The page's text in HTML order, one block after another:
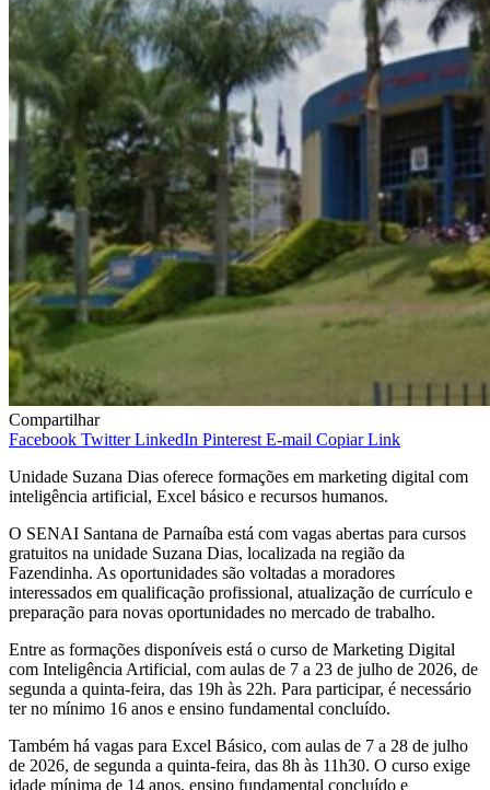
Compartilhar
Facebook Twitter LinkedIn Pinterest E-mail Copiar Link
Unidade Suzana Dias oferece formações em marketing digital com
inteligência artificial, Excel básico e recursos humanos.
O SENAI Santana de Parnaíba está com vagas abertas para cursos
gratuitos na unidade Suzana Dias, localizada na região da
Fazendinha. As oportunidades são voltadas a moradores
interessados em qualificação profissional, atualização de currículo e
preparação para novas oportunidades no mercado de trabalho.
Entre as formações disponíveis está o curso de Marketing Digital
com Inteligência Artificial, com aulas de 7 a 23 de julho de 2026, de
segunda a quinta-feira, das 19h às 22h. Para participar, é necessário
ter no mínimo 16 anos e ensino fundamental concluído.
Também há vagas para Excel Básico, com aulas de 7 a 28 de julho
de 2026, de segunda a quinta-feira, das 8h às 11h30. O curso exige
idade mínima de 14 anos, ensino fundamental concluído e